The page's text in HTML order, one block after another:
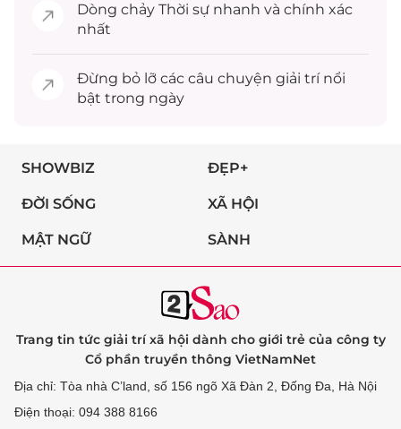
Dòng chảy Thời sự nhanh và chính xác
nhất
Đừng bỏ lỡ các câu chuyện giải trínổi
bật trong ngày
SHOWBIZ ĐẸP+
ĐỜI SỐNG XÃ HỘI
MẬT NGỮ SÀNH
Trang tin tức giải trí xã hội dành cho giới trẻ của công ty
Cổ phần truyền thông VietNamNet
Địa chỉ: Tòa nhà C’land, số 156 ngõ Xã Đàn 2, Đống Đa, Hà Nội
Điện thoại: 094 388 8166